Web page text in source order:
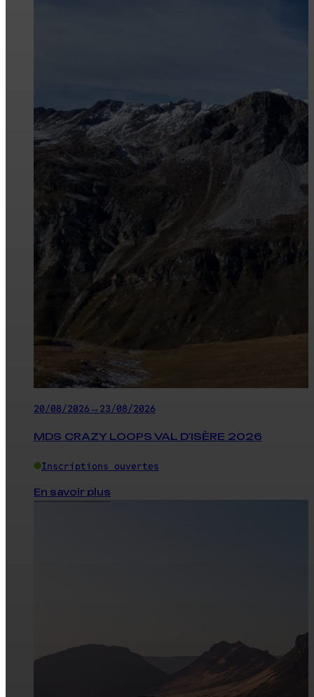
20/08/2026 → 23/08/2026
MDS CRAZY LOOPS VAL D'ISÈRE 2026
Inscriptions ouvertes
En savoir plus